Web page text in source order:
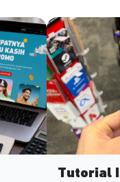
Tutorial